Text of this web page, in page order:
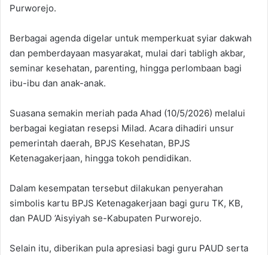
Purworejo.
Berbagai agenda digelar untuk memperkuat syiar dakwah
dan pemberdayaan masyarakat, mulai dari tabligh akbar,
seminar kesehatan, parenting, hingga perlombaan bagi
ibu-ibu dan anak-anak.
Suasana semakin meriah pada Ahad (10/5/2026) melalui
berbagai kegiatan resepsi Milad. Acara dihadiri unsur
pemerintah daerah, BPJS Kesehatan, BPJS
Ketenagakerjaan, hingga tokoh pendidikan.
Dalam kesempatan tersebut dilakukan penyerahan
simbolis kartu BPJS Ketenagakerjaan bagi guru TK, KB,
dan PAUD ’Aisyiyah se-Kabupaten Purworejo.
Selain itu, diberikan pula apresiasi bagi guru PAUD serta